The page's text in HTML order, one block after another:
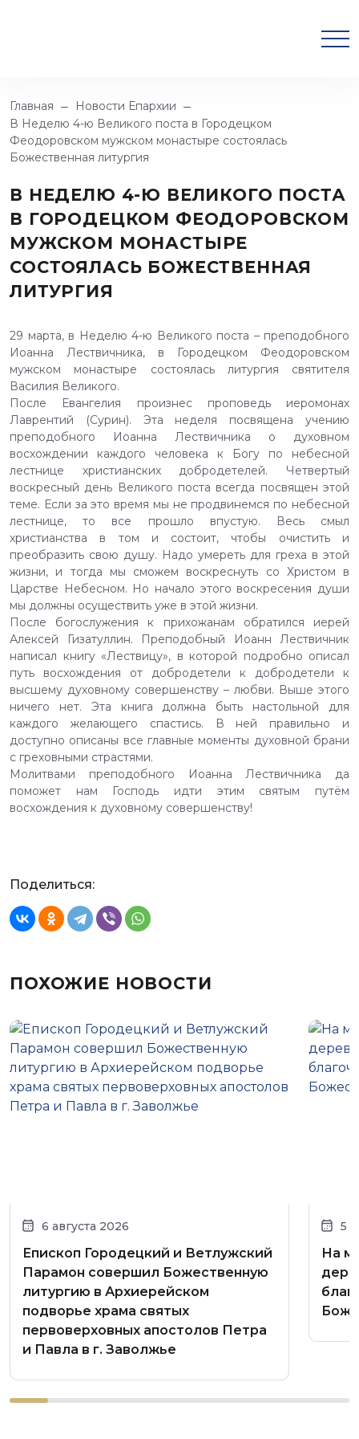
Главная
Новости Епархии
В Неделю 4-ю Великого поста в Городецком
Феодоровском мужском монастыре состоялась
Божественная литургия
В НЕДЕЛЮ 4-Ю ВЕЛИКОГО ПОСТА
В ГОРОДЕЦКОМ ФЕОДОРОВСКОМ
МУЖСКОМ МОНАСТЫРЕ
СОСТОЯЛАСЬ БОЖЕСТВЕННАЯ
ЛИТУРГИЯ
29 марта, в Неделю 4-ю Великого поста – преподобного
Иоанна Лествичника, в Городецком Феодоровском
мужском монастыре состоялась литургия святителя
Василия Великого.
После Евангелия произнес проповедь иеромонах
Лаврентий (Сурин). Эта неделя посвящена учению
преподобного Иоанна Лествичника о духовном
восхождении каждого человека к Богу по небесной
лестнице христианских добродетелей. Четвертый
воскресный день Великого поста всегда посвящен этой
теме. Если за это время мы не продвинемся по небесной
лестнице, то все прошло впустую. Весь смыл
христианства в том и состоит, чтобы очистить и
преобразить свою душу. Надо умереть для греха в этой
жизни, и тогда мы сможем воскреснуть со Христом в
Царстве Небесном. Но начало этого воскресения души
мы должны осуществить уже в этой жизни.
После богослужения к прихожанам обратился иерей
Алексей Гизатуллин. Преподобный Иоанн Лествичник
написал книгу «Лествицу», в которой подробно описал
путь восхождения от добродетели к добродетели к
высшему духовному совершенству – любви. Выше этого
ничего нет. Эта книга должна быть настольной для
каждого желающего спастись. В ней правильно и
доступно описаны все главные моменты духовной брани
с греховными страстями.
Молитвами преподобного Иоанна Лествичника да
поможет нам Господь идти этим святым путём
восхождения к духовному совершенству!
Поделиться:
ПОХОЖИЕ НОВОСТИ
6 августа 2026
Епископ Городецкий и Ветлужский
Парамон совершил Божественную
литургию в Архиерейском
подворье храма святых
первоверховных апостолов Петра
и Павла в г. Заволжье
5
На